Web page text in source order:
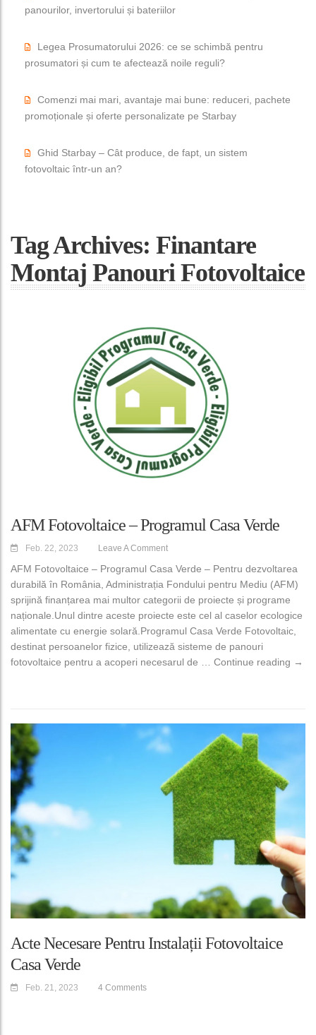
panourilor, invertorului și bateriilor
Legea Prosumatorului 2026: ce se schimbă pentru
prosumatori și cum te afectează noile reguli?
Comenzi mai mari, avantaje mai bune: reduceri, pachete
promoționale și oferte personalizate pe Starbay
Ghid Starbay – Cât produce, de fapt, un sistem
fotovoltaic într-un an?
Tag Archives: Finantare
Montaj Panouri Fotovoltaice
AFM Fotovoltaice – Programul Casa Verde
Feb. 22, 2023 Leave A Comment
AFM Fotovoltaice – Programul Casa Verde – Pentru dezvoltarea
durabilă în România, Administrația Fondului pentru Mediu (AFM)
sprijină finanțarea mai multor categorii de proiecte și programe
naționale.Unul dintre aceste proiecte este cel al caselor ecologice
alimentate cu energie solară.Programul Casa Verde Fotovoltaic,
destinat persoanelor fizice, utilizează sisteme de panouri
fotovoltaice pentru a acoperi necesarul de … Continue reading →
Acte Necesare Pentru Instalații Fotovoltaice
Casa Verde
Feb. 21, 2023 4 Comments